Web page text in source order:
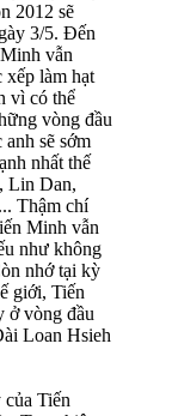
2012 sẽ
3/5. Đến
vẫn
làm hạt
vì có thể
vòng đầu
sẽ sớm
nhất thế
Lin Dan,
Thậm chí
Minh vẫn
như không
nhớ tại kỳ
giới, Tiến
ở vòng đầu
Loan Hsieh
Tiến